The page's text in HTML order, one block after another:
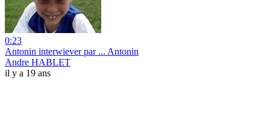
0:23
Antonin interwiever par ... Antonin
Andre HABLET
il y a 19 ans